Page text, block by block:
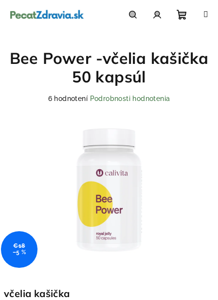
košík
včelia kašička
Bee Power -včelia kašička
50 kapsúl
Priemerné
6 hodnotení Podrobnosti hodnotenia
€18
–5 %